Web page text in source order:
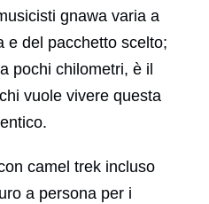
gnawa varia a
e del pacchetto scelto;
pochi chilometri, è il
vuole vivere questa
camel trek incluso
a persona per i